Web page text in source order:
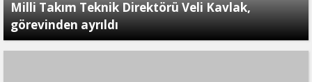
Milli Takım Teknik Direktörü Veli Kavlak,
görevinden ayrıldı